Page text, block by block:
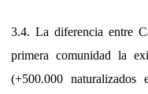
3.4. La diferencia entre
primera comunidad la
(+500.000 naturalizados